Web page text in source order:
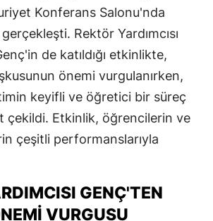
Konferans Salonu'nda
Rektör Yardımcısı
de katıldığı etkinlikte,
önemi vurgulanırken,
keyifli ve öğretici bir süreç
çekildi. Etkinlik, öğrencilerin ve
çeşitli performanslarıyla
GENÇ'TEN
VURGUSU